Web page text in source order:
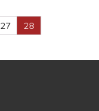
27 28